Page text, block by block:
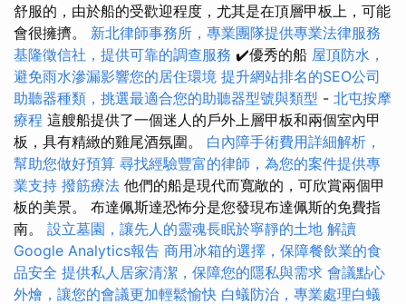
舒服的，由於船的受歡迎程度，尤其是在頂層甲板上，可能
會很擁擠。 新北律師事務所，專業團隊提供專業法律服務
基隆徵信社，提供可靠的調查服務 ✔️優秀的船 屋頂防水，
避免雨水滲漏影響您的居住環境 提升網站排名的SEO公司
助聽器種類，挑選最適合您的助聽器型號與類型 - 北屯按摩
療程 這艘船提供了一個迷人的戶外上層甲板和兩個室內甲
板，具有精緻的雞尾酒氛圍。 白內障手術費用詳細解析，
幫助您做好預算 尋找經驗豐富的律師，為您的案件提供專
業支持 撥筋療法 他們的船是現代而寬敞的，可欣賞兩個甲
板的美景。 布達佩斯達恐怖分是您發現布達佩斯的免費指
南。 設立墓園，讓先人的靈魂長眠於寧靜的土地 解讀
Google Analytics報告 商用冰箱的選擇，保障餐飲業的食
品安全 提供私人居家清潔，保障您的隱私與需求 會議點心
外燴，讓您的會議更加輕鬆愉快 白蟻防治，專業處理白蟻